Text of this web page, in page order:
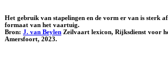
Het gebruik van stapelingen en de vorm er van is sterk
formaat van het vaartuig.
Bron: J. van Beylen Zeilvaart lexicon, Rijksdienst voor
Amersfoort, 2023.